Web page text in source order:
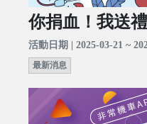
你捐血！我送禮
活動日期 | 2025-03-21 ~
最新消息